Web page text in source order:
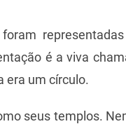
é a viva
era um círculo.
seus templos.